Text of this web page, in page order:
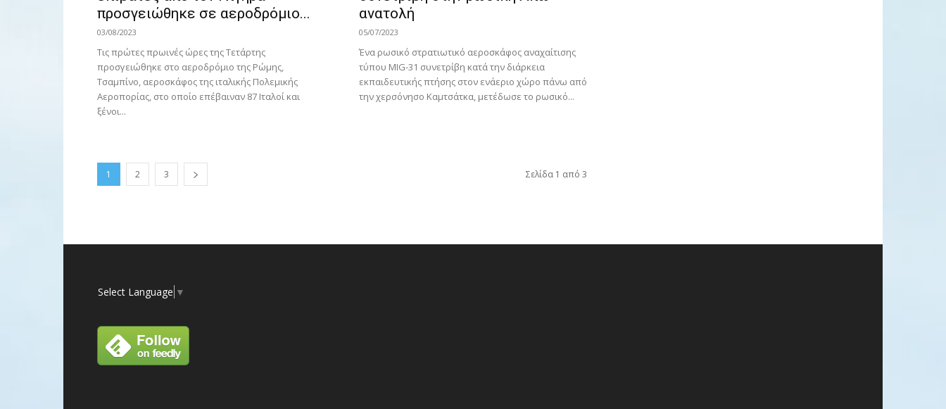
προσγειώθηκε σε αεροδρόμιο...
03/08/2023
Τις πρώτες πρωινές ώρες της Τετάρτης
προσγειώθηκε στο αεροδρόμιο της Ρώμης,
Τσαμπίνο, αεροσκάφος της ιταλικής Πολεμικής
Αεροπορίας, στο οποίο επέβαιναν 87 Ιταλοί και
ξένοι...
ανατολή
05/07/2023
Ένα ρωσικό στρατιωτικό αεροσκάφος αναχαίτισης
τύπου MIG-31 συνετρίβη κατά την διάρκεια
εκπαιδευτικής πτήσης στον ενάεριο χώρο πάνω από
την χερσόνησο Καμτσάτκα, μετέδωσε το ρωσικό...
1 2 3 Σελίδα 1 από 3
Select Language ▼